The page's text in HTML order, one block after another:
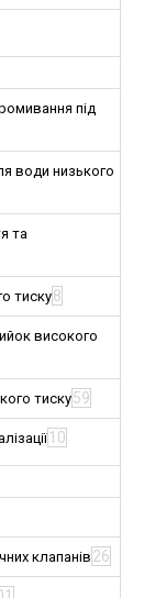
під
води низького
та
тиску8
високого
тиску59
10
клапанів 26